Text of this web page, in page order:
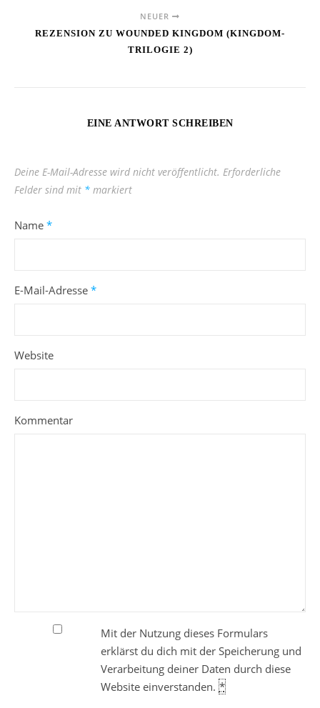
NEUER
REZENSION ZU WOUNDED KINGDOM (KINGDOM-
TRILOGIE 2)
EINE ANTWORT SCHREIBEN
Deine E-Mail-Adresse wird nicht veröffentlicht. Erforderliche
Felder sind mit * markiert
Name *
E-Mail-Adresse *
Website
Kommentar
Mit der Nutzung dieses Formulars
erklärst du dich mit der Speicherung und
Verarbeitung deiner Daten durch diese
Website einverstanden. *